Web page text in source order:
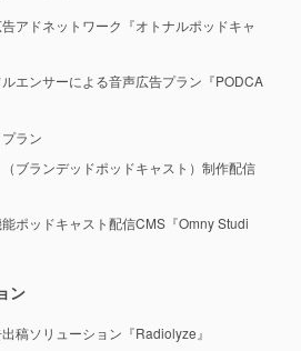
アドネットワーク『オトナルポッドキャ
エンサーによる音声広告プラン『PODCA
ラン
ブランデッドポッドキャスト）制作配信
ポッドキャスト配信CMS『Omny Studi
ン
稿ソリューション『Radiolyze』